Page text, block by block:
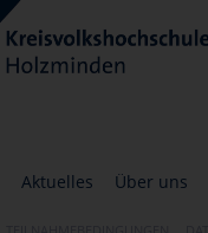
Aktuelles Über uns